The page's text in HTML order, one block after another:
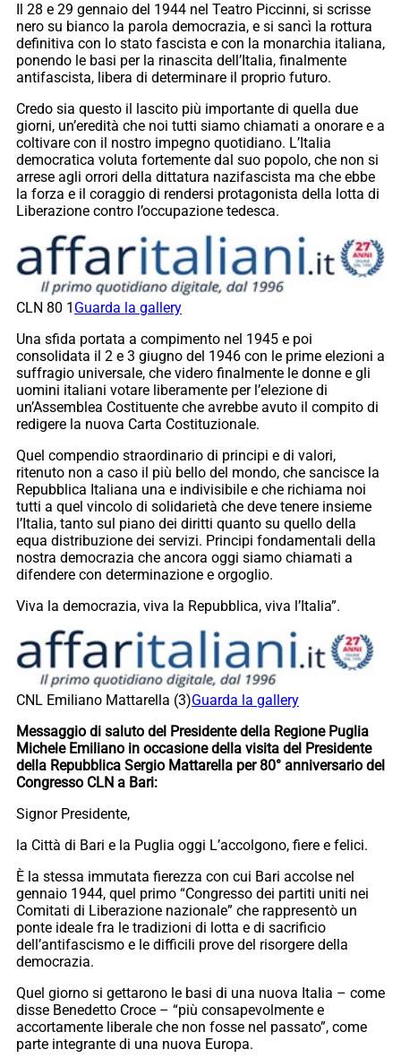
Il 28 e 29 gennaio del 1944 nel Teatro Piccinni, si scrisse
nero su bianco la parola democrazia, e si sancì la rottura
definitiva con lo stato fascista e con la monarchia italiana,
ponendo le basi per la rinascita dell’Italia, finalmente
antifascista, libera di determinare il proprio futuro.
Credo sia questo il lascito più importante di quella due
giorni, un’eredità che noi tutti siamo chiamati a onorare e a
coltivare con il nostro impegno quotidiano. L’Italia
democratica voluta fortemente dal suo popolo, che non si
arrese agli orrori della dittatura nazifascista ma che ebbe
la forza e il coraggio di rendersi protagonista della lotta di
Liberazione contro l’occupazione tedesca.
CLN 80 1 Guarda la gallery
Una sfida portata a compimento nel 1945 e poi
consolidata il 2 e 3 giugno del 1946 con le prime elezioni a
suffragio universale, che videro finalmente le donne e gli
uomini italiani votare liberamente per l’elezione di
un’Assemblea Costituente che avrebbe avuto il compito di
redigere la nuova Carta Costituzionale.
Quel compendio straordinario di principi e di valori,
ritenuto non a caso il più bello del mondo, che sancisce la
Repubblica Italiana una e indivisibile e che richiama noi
tutti a quel vincolo di solidarietà che deve tenere insieme
l’Italia, tanto sul piano dei diritti quanto su quello della
equa distribuzione dei servizi. Principi fondamentali della
nostra democrazia che ancora oggi siamo chiamati a
difendere con determinazione e orgoglio.
Viva la democrazia, viva la Repubblica, viva l’Italia”.
CNL Emiliano Mattarella (3)Guarda la gallery
Messaggio di saluto del Presidente della Regione Puglia
Michele Emiliano in occasione della visita del Presidente
della Repubblica Sergio Mattarella per 80° anniversario del
Congresso CLN a Bari:
Signor Presidente,
la Città di Bari e la Puglia oggi L’accolgono, fiere e felici.
È la stessa immutata fierezza con cui Bari accolse nel
gennaio 1944, quel primo “Congresso dei partiti uniti nei
Comitati di Liberazione nazionale” che rappresentò un
ponte ideale fra le tradizioni di lotta e di sacrificio
dell’antifascismo e le difficili prove del risorgere della
democrazia.
Quel giorno si gettarono le basi di una nuova Italia – come
disse Benedetto Croce – “più consapevolmente e
accortamente liberale che non fosse nel passato”, come
parte integrante di una nuova Europa.